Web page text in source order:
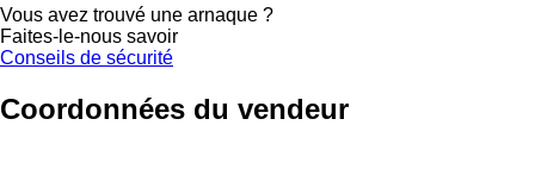
Vous avez trouvé une arnaque ?
Faites-le-nous savoir
Conseils de sécurité
Coordonnées du vendeur